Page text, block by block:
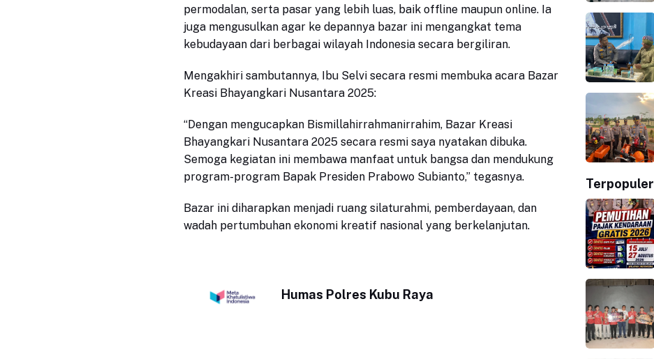
permodalan, serta pasar yang lebih luas, baik offline maupun online. Ia
juga mengusulkan agar ke depannya bazar ini mengangkat tema
kebudayaan dari berbagai wilayah Indonesia secara bergiliran.
Mengakhiri sambutannya, Ibu Selvi secara resmi membuka acara Bazar
Kreasi Bhayangkari Nusantara 2025:
“Dengan mengucapkan Bismillahirrahmanirrahim, Bazar Kreasi
Bhayangkari Nusantara 2025 secara resmi saya nyatakan dibuka.
Semoga kegiatan ini membawa manfaat untuk bangsa dan mendukung
program-program Bapak Presiden Prabowo Subianto,” tegasnya.
Bazar ini diharapkan menjadi ruang silaturahmi, pemberdayaan, dan
wadah pertumbuhan ekonomi kreatif nasional yang berkelanjutan.
Humas Polres Kubu Raya
Terpopuler